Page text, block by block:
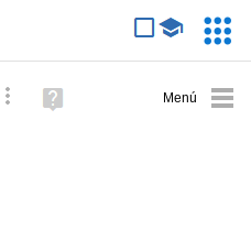
Búsqueda avanzada
Ayuda
(en